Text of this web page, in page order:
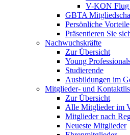
V-KON Flug
GBTA
Persönliche Vorteile
Präsentieren Sie
Nachwuchskräfte
Zur Übersicht
Young
Studierende
Ausbildungen im
Mitglieder- und
Zur Übersicht
Alle Mitglieder im
Mitglieder nach
Neueste Mitglieder